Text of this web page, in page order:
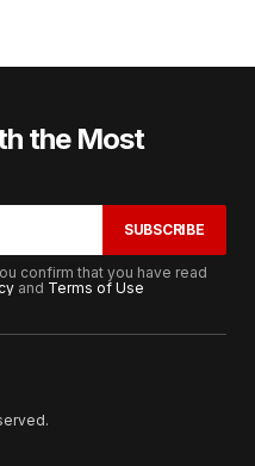
the Most
SUBSCRIBE
confirm that you have read
and Terms of Use